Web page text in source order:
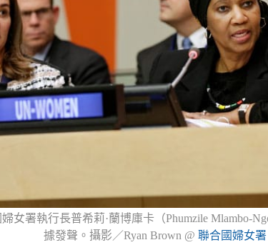
女署執行長普希莉·蘭博庫卡（Phumzile Mlambo-
據發聲。攝影／Ryan Brown @ 聯合國婦女署